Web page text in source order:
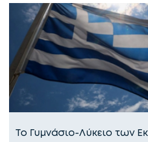
Το Γυμνάσιο-Λύκειο των